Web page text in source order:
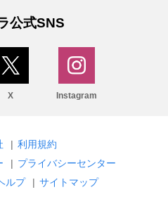
公式SNS
X Instagram
| 利用規約
| プライバシーセンター
ルプ | サイトマップ